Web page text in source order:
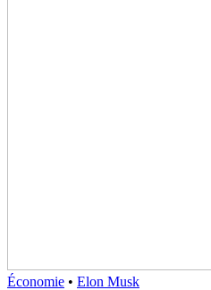
Économie • Elon Musk